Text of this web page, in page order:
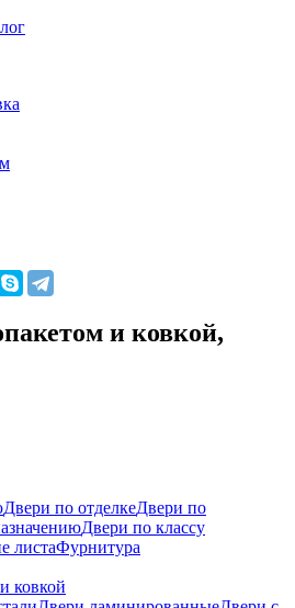
и ковкой,
Двери по отделкеДвери по
Двери по классу
листаФурнитура
ковкой